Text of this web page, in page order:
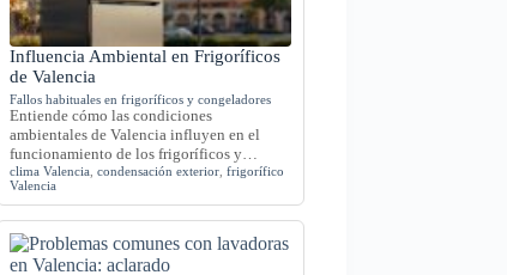
Influencia Ambiental en Frigoríficos
de Valencia
Fallos habituales en frigoríficos y congeladores
Entiende cómo las condiciones
ambientales de Valencia influyen en el
funcionamiento de los frigoríficos y…
clima Valencia ,condensación exterior ,frigorífico
Valencia